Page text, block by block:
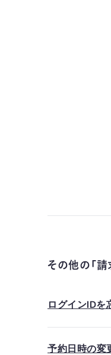
その他の「
ログインIDを
予約日時の変